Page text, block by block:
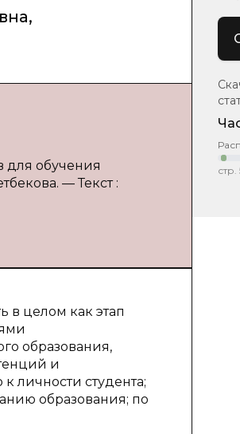
,
для обучения
— Текст :
в целом как этап
образования,
и
личности студента;
образования; по
стр.